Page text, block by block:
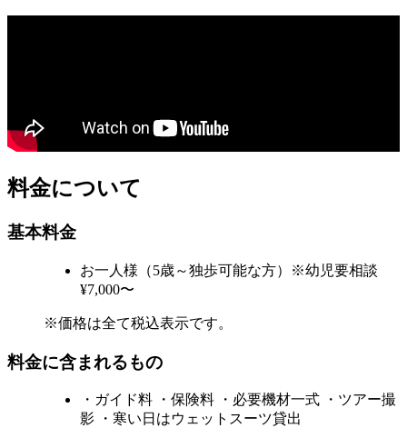
料金について
基本料金
お一人様（5歳～独歩可能な方）※幼児要相談
¥7,000〜
※価格は全て税込表示です。
料金に含まれるもの
・ガイド料 ・保険料 ・必要機材一式 ・ツアー撮
影 ・寒い日はウェットスーツ貸出